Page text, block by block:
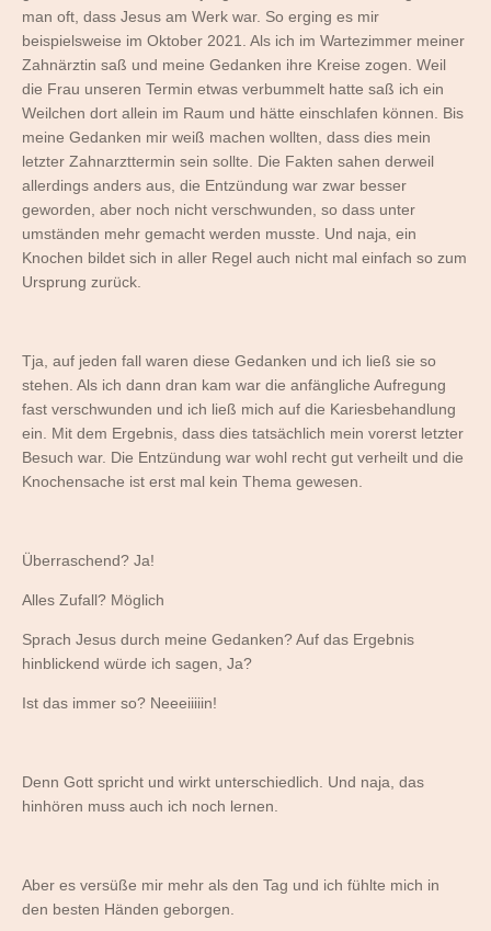
man oft, dass Jesus am Werk war. So erging es mir
beispielsweise im Oktober 2021. Als ich im Wartezimmer meiner
Zahnärztin saß und meine Gedanken ihre Kreise zogen. Weil
die Frau unseren Termin etwas verbummelt hatte saß ich ein
Weilchen dort allein im Raum und hätte einschlafen können. Bis
meine Gedanken mir weiß machen wollten, dass dies mein
letzter Zahnarzttermin sein sollte. Die Fakten sahen derweil
allerdings anders aus, die Entzündung war zwar besser
geworden, aber noch nicht verschwunden, so dass unter
umständen mehr gemacht werden musste. Und naja, ein
Knochen bildet sich in aller Regel auch nicht mal einfach so zum
Ursprung zurück.
Tja, auf jeden fall waren diese Gedanken und ich ließ sie so
stehen. Als ich dann dran kam war die anfängliche Aufregung
fast verschwunden und ich ließ mich auf die Kariesbehandlung
ein. Mit dem Ergebnis, dass dies tatsächlich mein vorerst letzter
Besuch war. Die Entzündung war wohl recht gut verheilt und die
Knochensache ist erst mal kein Thema gewesen.
Überraschend? Ja!
Alles Zufall? Möglich
Sprach Jesus durch meine Gedanken? Auf das Ergebnis
hinblickend würde ich sagen, Ja?
Ist das immer so? Neeeiiiiin!
Denn Gott spricht und wirkt unterschiedlich. Und naja, das
hinhören muss auch ich noch lernen.
Aber es versüße mir mehr als den Tag und ich fühlte mich in
den besten Händen geborgen.